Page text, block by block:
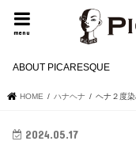
menu
ABOUT PICARESQUE
HOME ハナヘナ ヘナ２度
2024.05.17